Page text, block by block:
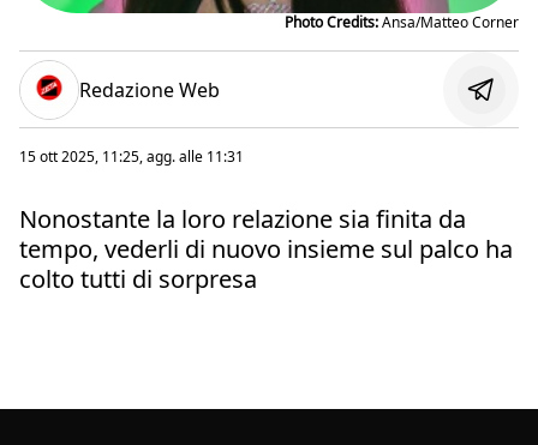
Photo Credits:Ansa/Matteo Corner
Redazione Web
15 ott 2025, 11:25, agg. alle 11:31
Nonostante la loro relazione sia finita da
tempo, vederli di nuovo insieme sul palco ha
colto tutti di sorpresa